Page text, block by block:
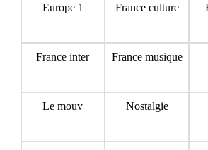
Europe 1 France culture
France inter France musique
Le mouv Nostalgie